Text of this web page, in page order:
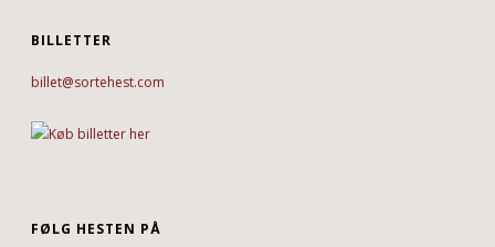
BILLETTER
billet@sortehest.com
FØLG HESTEN PÅ